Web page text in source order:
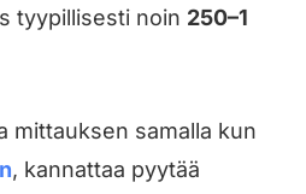
tyypillisesti noin 250–1
mittauksen samalla kun
, kannattaa pyytää